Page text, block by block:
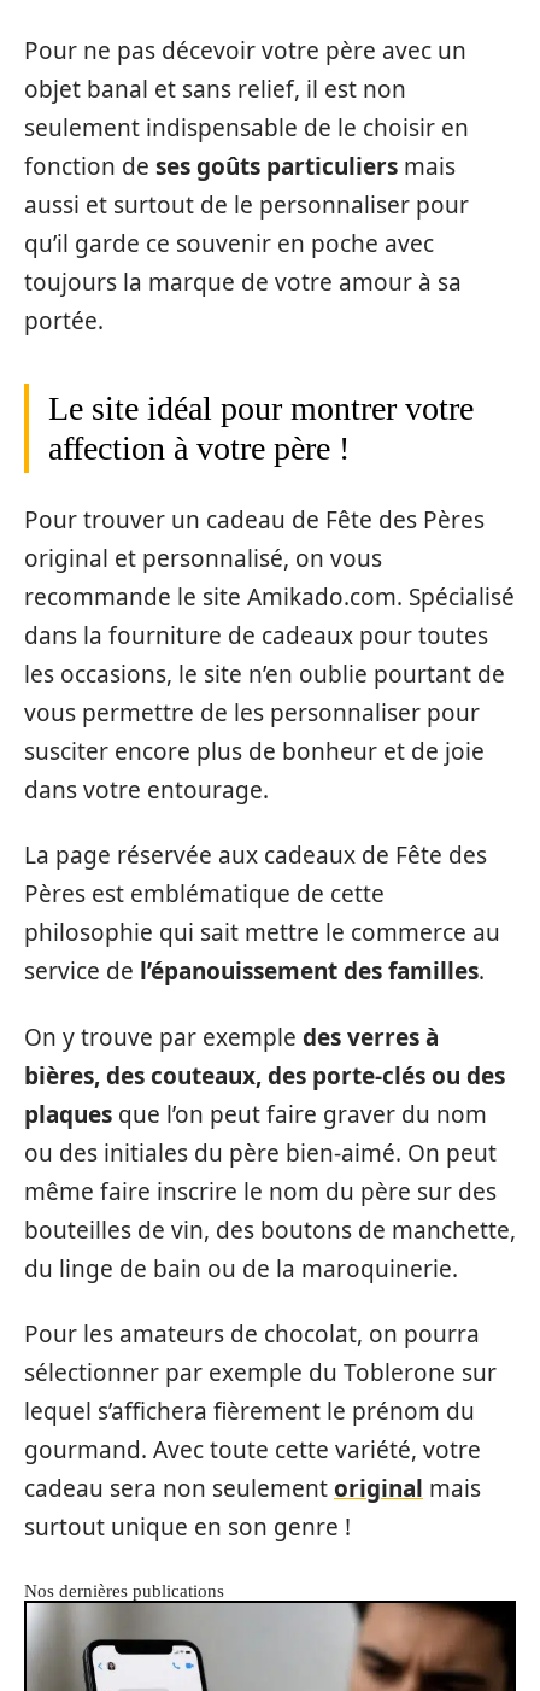
Pour ne pas décevoir votre père avec un
objet banal et sans relief, il est non
seulement indispensable de le choisir en
fonction de ses goûts particuliers mais
aussi et surtout de le personnaliser pour
qu’il garde ce souvenir en poche avec
toujours la marque de votre amour à sa
portée.
Le site idéal pour montrer votre
affection à votre père !
Pour trouver un cadeau de Fête des Pères
original et personnalisé, on vous
recommande le site Amikado.com. Spécialisé
dans la fourniture de cadeaux pour toutes
les occasions, le site n’en oublie pourtant de
vous permettre de les personnaliser pour
susciter encore plus de bonheur et de joie
dans votre entourage.
La page réservée aux cadeaux de Fête des
Pères est emblématique de cette
philosophie qui sait mettre le commerce au
service de l’épanouissement des familles.
On y trouve par exemple des verres à
bières, des couteaux, des porte-clés ou des
plaques que l’on peut faire graver du nom
ou des initiales du père bien-aimé. On peut
même faire inscrire le nom du père sur des
bouteilles de vin, des boutons de manchette,
du linge de bain ou de la maroquinerie.
Pour les amateurs de chocolat, on pourra
sélectionner par exemple du Toblerone sur
lequel s’affichera fièrement le prénom du
gourmand. Avec toute cette variété, votre
cadeau sera non seulementoriginal mais
surtout unique en son genre !
Nos dernières publications